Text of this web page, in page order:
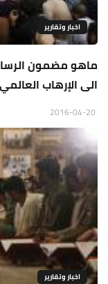
اخبار وتقارير
ماهو مضمون
الى الإرهاب
اخبار وتقارير